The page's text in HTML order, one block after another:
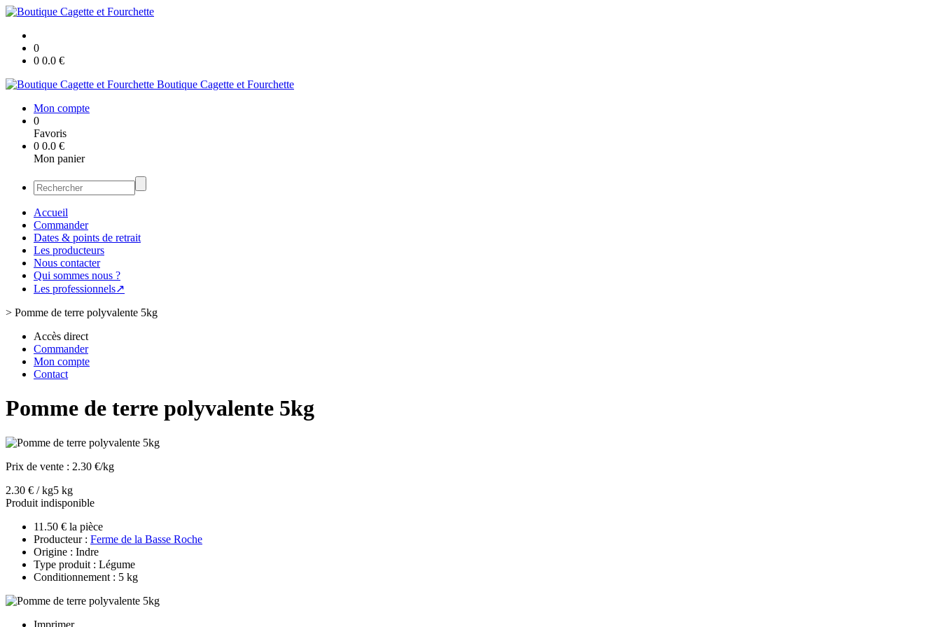
0
0 0.0 €
Boutique Cagette et Fourchette
Mon compte
0
Favoris
0 0.0 €
Mon panier
Accueil
Commander
Dates & points de retrait
Les producteurs
Nous contacter
Qui sommes nous ?
Les professionnels↗
> Pomme de terre polyvalente 5kg
Accès direct
Commander
Mon compte
Contact
Pomme de terre polyvalente 5kg
Prix de vente : 2.30 €/kg
2.30 € / kg5 kg
Produit indisponible
11.50 € la pièce
Producteur : Ferme de la Basse Roche
Origine : Indre
Type produit : Légume
Conditionnement : 5 kg
Imprimer